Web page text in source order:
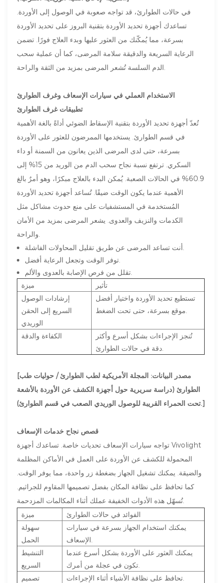
في حالات الطوارئ، قد تواجه صعوبة في الوصول إلى الأوردة.
تساعدك أجهزة تحديد الأوردة بتقنية البروز على تحديد الأوردة
بسرعة، مما يُمكّنك من العثور عليها وبدء العلاج فورًا. تضمن
الرعاية السريعة والدقيقة سلامة المرضى، كما أن عملية سحب
الاستخدام العملي في سيارات الإسعاف وغرف الطوارئ
تطبيقات غرف الطوارئ
تُعدّ أجهزة تحديد الأوردة بتقنية الإسقاط الضوئي أداةً بالغة الأهمية
في قسم الطوارئ. يستخدمها الممرضون للعثور على الأوردة
بسرعة، حتى لدى المرضى الذين يعانون من السمنة أو داء
السكري. ترتفع نسبة نجاح سحب الدم من الوريد من 15% إلى
60.9% في الحالات الصعبة. يُمكن البدء بالعلاج مبكرًا، وهو أمرٌ بالغ
الأهمية عندما يكون الوقت ضيقًا. تُساعد أجهزة تحديد الأوردة
المُستخدمة في المستشفيات على منع حدوث مشاكل مثل
الكدمات والنزيف والعدوى. يشعر المرضى بمزيد من الأمان
ميزة
تأثير
إرشادات الوصول
السريع إلى الحقن
الوريدي
تستطيع تحديد الأوردة واختيار أفضل
الكفاءة والدقة
تُنجز الإجراءات بشكل أسرع وأكثر
[مصدر البيانات: المجلة الأمريكية لطب الطوارئ / حوليات طب
الطوارئ (دراسة سريرية حول أجهزة الكشف عن الأوردة بالأشعة
تحت الحمراء القريبة للوصول الوريدي الصعب في قسم الطوارئ).]
قصص نجاح خدمات الإسعاف
تواجه سيارات الإسعاف تحديات خاصة. تساعدك أجهزة Vivolight
المحمولة للكشف عن الأوردة على العمل في الأماكن المظلمة
والضيقة. يمكنك تشغيل الجهاز بضغطة زر واحدة، مما يوفر الوقت.
كما تحافظ على نظافة المكان بفضل تصميمها المقاوم للجراثيم.
تُسهّل هذه الأدوات الخفيفة عملك أثناء المكالمات المزدحمة.
ميزة
الفوائد في حالات الطوارئ
سهولة
الحمل
يمكنك استخدام الجهاز بسرعة في سيارات
التنشيط
السريع
يمكنك العثور على الأوردة بشكل أسرع عندما
تصميم